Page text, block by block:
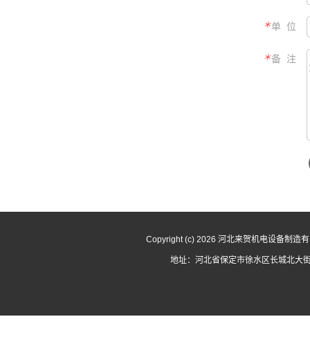
＊单 位
＊备 注
Copyright (c) 2026 河北来贺机电设备制造
地址：河北省保定市徐水区长城北